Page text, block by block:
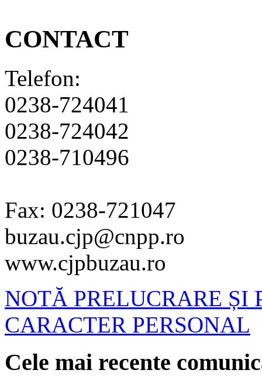
CONTACT
Telefon:
0238-724041
0238-724042
0238-710496
Fax: 0238-721047
buzau.cjp@cnpp.ro
www.cjpbuzau.ro
NOTĂ PRELUCRARE ȘI
CARACTER PERSONAL
Cele mai recente